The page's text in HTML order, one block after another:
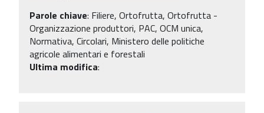
Parole chiave: Filiere, Ortofrutta, Ortofrutta -
Organizzazione produttori, PAC, OCM unica,
Normativa, Circolari, Ministero delle politiche
agricole alimentari e forestali
Ultima modifica: